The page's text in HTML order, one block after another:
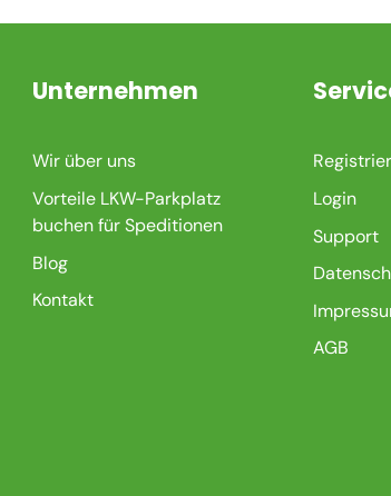
Unternehmen
Wir über uns
Vorteile LKW-Parkplatz
buchen für Speditionen
Blog
Kontakt
Login
Support
AGB